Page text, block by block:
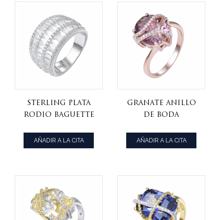
conjunto
Sterling Plata
Rodio Baguette
de la banda
conjunto de
joyería
AÑADIR A LA CITA
Granate Anillo
De Boda
Rosa Milgrain De
Diamantes
AÑADIR A LA CITA